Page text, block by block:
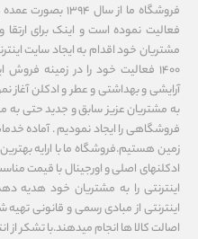
فروشگاه ما از
فعالیت نموده است و اینک برای
مشتریان خود اقدام به ایجاد سایت
1400 فعالیت خود را در زمینه
آرایشی و بهداشتی و عطر و ادکلن آغاز
به مشتریان عزیز سابق و جدید حتی به
فروشگاهی را ایجاد نمودیم . آماده
زمین هستیم.فروشگاه ما با ارایه
ادکلنهای اصلی و اورجینال با قیمت
اینترنتی را به مشتریان خود هدیه
اینترنتی از مبادی رسمی و قانونی
اصالت کالا ها انجام میدهند.با تشکر از